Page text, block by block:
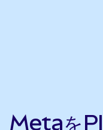
Metaを